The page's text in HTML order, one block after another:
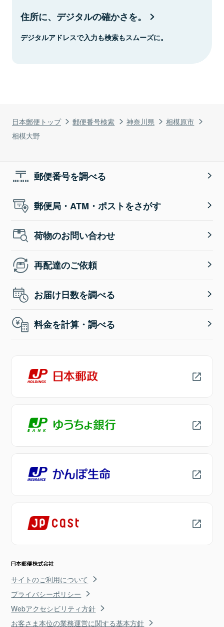
日本郵便トップ 郵便番号検索 神奈川県
相模原市
相模大野
住所に、デジタルの確かさを。
デジタルアドレスで入力も検索もスムーズに。
郵便番号を調べる
郵便局・ATM・ポストをさがす
荷物のお問い合わせ
再配達のご依頼
お届け日数を調べる
料金を計算・調べる
サイトのご利用について
プライバシーポリシー
Webアクセシビリティ方針
お客さま本位の業務運営に関する基本方針